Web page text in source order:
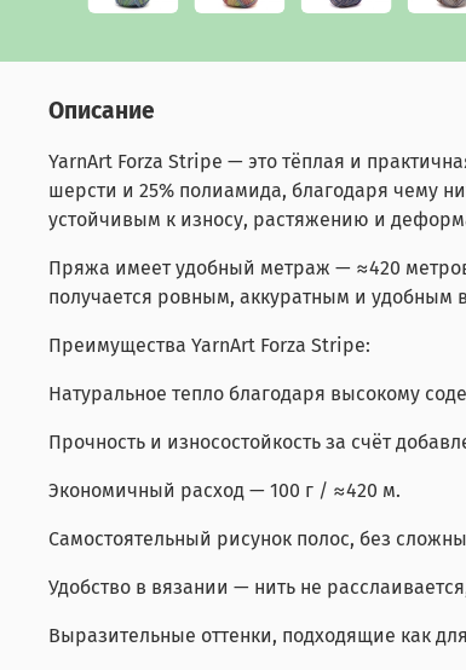
Описание
YarnArt Forza Stripe — это тёплая и
шерсти и 25% полиамида, благодаря чему
устойчивым к износу, растяжению и
Пряжа имеет удобный метраж — ≈420
получается ровным, аккуратным и удобным
Преимущества YarnArt Forza Stripe:
Натуральное тепло благодаря высокому
Прочность и износостойкость за счёт
Экономичный расход — 100 г / ≈420 м.
Самостоятельный рисунок полос, без
Удобство в вязании — нить не
Выразительные оттенки, подходящие как